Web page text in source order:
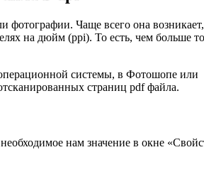
фотографии. Чаще всего она возникает,
на дюйм (ppi). То есть, чем больше
системы, в Фотошопе или
страниц pdf файла.
нам значение в окне